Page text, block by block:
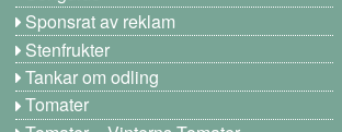
Sponsrat av reklam
Stenfrukter
Tankar om odling
Tomater